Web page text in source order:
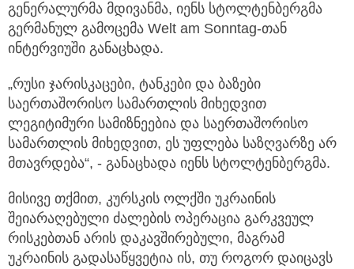
გენერალურმა მდივანმა, იენს სტოლტენბერგმა
გერმანულ გამოცემა Welt am Sonntag-თან
ინტერვიუში განაცხადა.
„რუსი ჯარისკაცები, ტანკები და ბაზები
საერთაშორისო სამართლის მიხედვით
ლეგიტიმური სამიზნეებია და საერთაშორისო
სამართლის მიხედვით, ეს უფლება საზღვარზე არ
მთავრდება“, - განაცხადა იენს სტოლტენბერგმა.
მისივე თქმით, კურსკის ოლქში უკრაინის
შეიარაღებული ძალების ოპერაცია გარკვეულ
რისკებთან არის დაკავშირებული, მაგრამ
უკრაინის გადასაწყვეტია ის, თუ როგორ დაიცავს